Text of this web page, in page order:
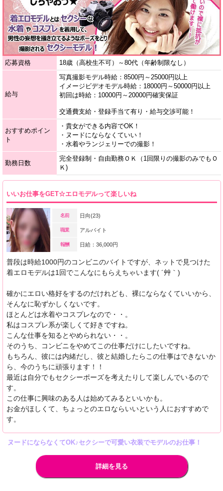
応募資格 18歳（高校生不可）～80代（年齢制限なし）
給与
写真撮影モデル時給：8500円～25000円以上
イメージビデオモデル時給：18000円～50000円以上
初回は時給：10000円～20000円確実保証
交通費支給・登録手当て有り・給与交渉可能！
おすすめポイン
ト
・貴女ができる内容でOK！
・ヌードにならなくていい！
・水着やランジェリーでの撮影！
勤務日数
完全登録制・自由勤務ＯＫ（1回限りの撮影のみでもＯ
Ｋ)
いいお仕事をGET☆エロモデルって楽しいね
名前 日向(23)
職業 アルバイト
報酬 日給：36,000円
普段は時給1000円のコンビニのバイトですが、ネットで見つけた
着エロモデルは1回でこんなにもらえちゃいます( ´艸｀)
確かにエロい格好をするのだけれども、裸にならなくていいから、
そんなに恥ずかしくないです。
ほとんどは水着やコスプレなので・・。
私はコスプレ系が楽しくて好きですね。
こんな仕事を知るとやめられない・・。
そのうち、コンビニをやめてこの仕事だけにしたいですね。
もちろん、彼には内緒だし、彼と結婚したらこの仕事はできないか
ら、今のうちに頑張ります！！
最近は自分でもセクシーポーズを考えたりして楽しんでいるので
す。
この仕事に興味のある人は始めてみるといいかも。
お金がほしくて、ちょっとのエロならいいという人におすすめで
す。
ヌードにならなくてOK♪セクシーで可愛い衣装でモデルのお仕事！
詳細を見る